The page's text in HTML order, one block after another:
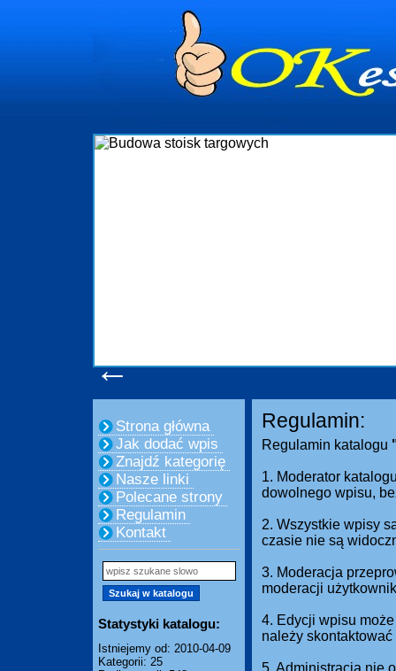
←
Strona główna
Jak dodać wpis
Znajdź kategorię
Nasze linki
Polecane strony
Regulamin
Kontakt
Statystyki katalogu:
Istniejemy od: 2010-04-09
Kategorii: 25
Regulamin:
Regulamin katalogu
1. Moderator
dowolnego wpisu,
2. Wszystkie wpisy
czasie nie są
3. Moderacja
moderacji
4. Edycji wpisu
należy
5. Administracja nie